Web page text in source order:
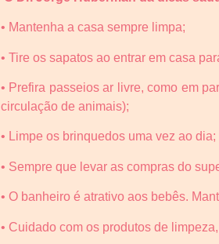
• Mantenha a casa sempre limpa;
• Tire os sapatos ao entrar em casa
• Prefira passeios ar livre, como em
circulação de animais);
• Limpe os brinquedos uma vez ao dia;
• Sempre que levar as compras do
• O banheiro é atrativo aos bebês.
• Cuidado com os produtos de